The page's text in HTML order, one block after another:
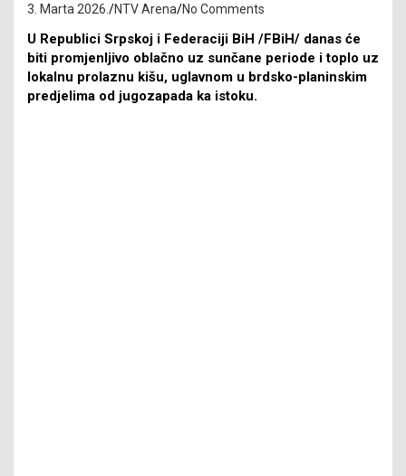
3. Marta 2026. NTV Arena No Comments
U Republici Srpskoj i Federaciji BiH /FBiH/ danas će
biti promjenljivo oblačno uz sunčane periode i toplo uz
lokalnu prolaznu kišu, uglavnom u brdsko-planinskim
predjelima od jugozapada ka istoku.